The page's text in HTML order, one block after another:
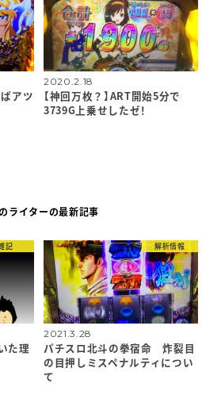
アツ
2020.2.18
【神回万枚？】ART開始5分で
3739G上乗せしたゼ！
ライターの最新記事
記
た理
解析情報
2021.3.28
パチスロ北斗の拳宿命 炸裂目
の目押しミスペナルティについ
て